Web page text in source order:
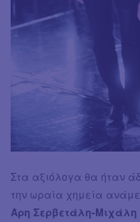
Στα αξιόλογα θα ήταν
την ωραία χημεία
Άρη Σερβετάλη-Μιχάλη